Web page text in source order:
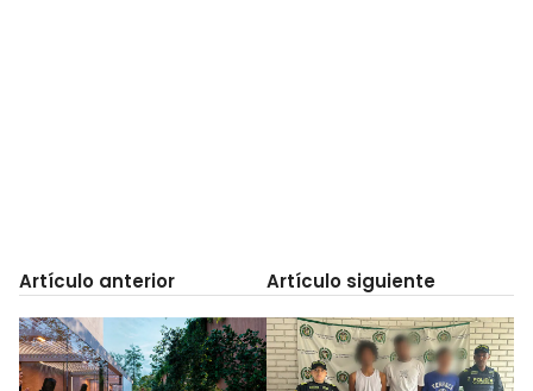
Artículo anterior Artículo siguiente